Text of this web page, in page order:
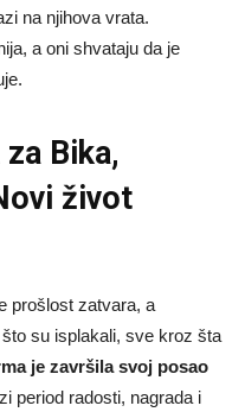
na njihova vrata.
a oni shvataju da je
Bika,
život
prošlost zatvara, a
su isplakali, sve kroz šta
je završila svoj posao
period radosti, nagrada i